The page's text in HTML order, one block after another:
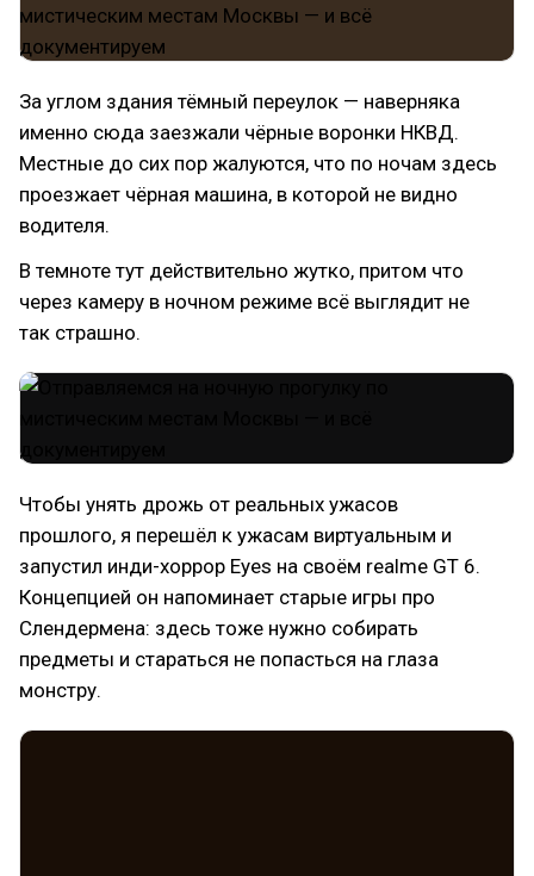
За углом здания тёмный переулок — наверняка
именно сюда заезжали чёрные воронки НКВД.
Местные до сих пор жалуются, что по ночам здесь
проезжает чёрная машина, в которой не видно
водителя.
В темноте тут действительно жутко, притом что
через камеру в ночном режиме всё выглядит не
так страшно.
Чтобы унять дрожь от реальных ужасов
прошлого, я перешёл к ужасам виртуальным и
запустил инди-хоррор Eyes на своём realme GT 6.
Концепцией он напоминает старые игры про
Слендермена: здесь тоже нужно собирать
предметы и стараться не попасться на глаза
монстру.